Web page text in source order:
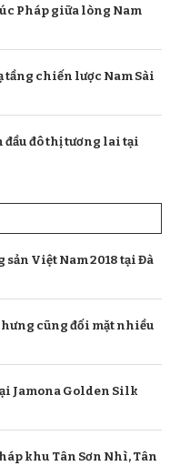
Pháp giữa lòng Nam
tầng chiến lược Nam Sài
đầu đô thị tương lai tại
Việt Nam 2018 tại Đà
cũng đối mặt nhiều
Jamona Golden Silk
khu Tân Sơn Nhì, Tân